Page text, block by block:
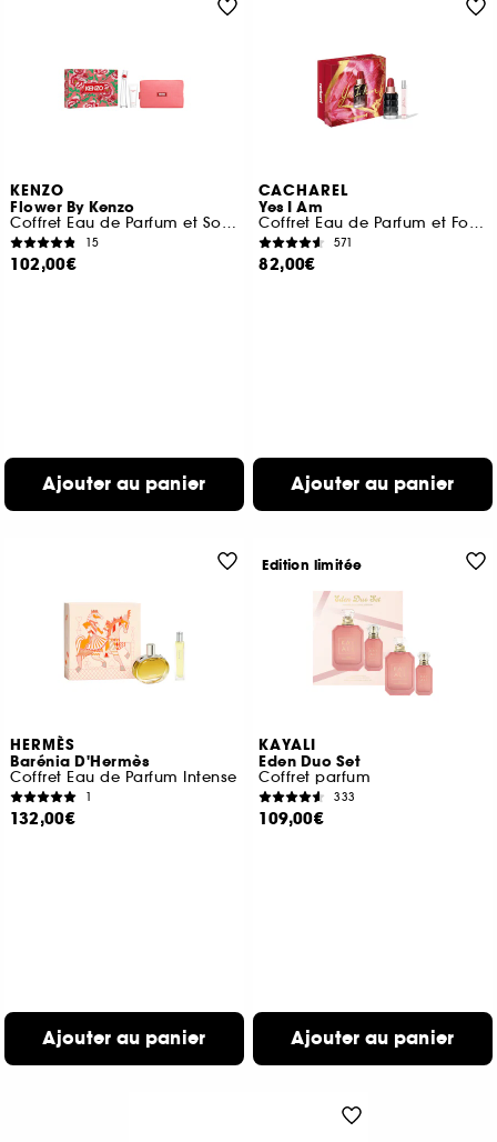
KENZO
Flower By Kenzo
Coffret Eau de Parfum et Soin pour Femme
15
102,00€
Ajouter au panier
CACHAREL
Yes I Am
Coffret Eau de Parfum et Format Voyage
571
82,00€
Ajouter au panier
HERMÈS
Barénia D'Hermès
Coffret Eau de Parfum Intense
1
132,00€
Ajouter au panier
KAYALI
Eden Duo Set
Coffret parfum
333
109,00€
Ajouter au panier
Edition limitée